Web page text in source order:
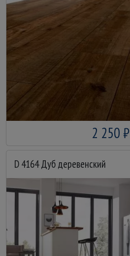
2 250 ₽
D 4164 Дуб деревенский